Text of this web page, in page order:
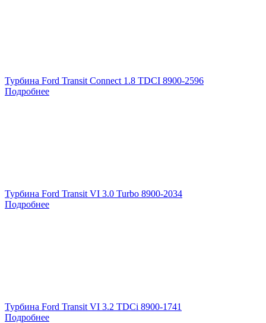
Турбина Ford Transit Connect 1.8 TDCI 8900-2596
Подробнее
Турбина Ford Transit VI 3.0 Turbo 8900-2034
Подробнее
Турбина Ford Transit VI 3.2 TDCi 8900-1741
Подробнее